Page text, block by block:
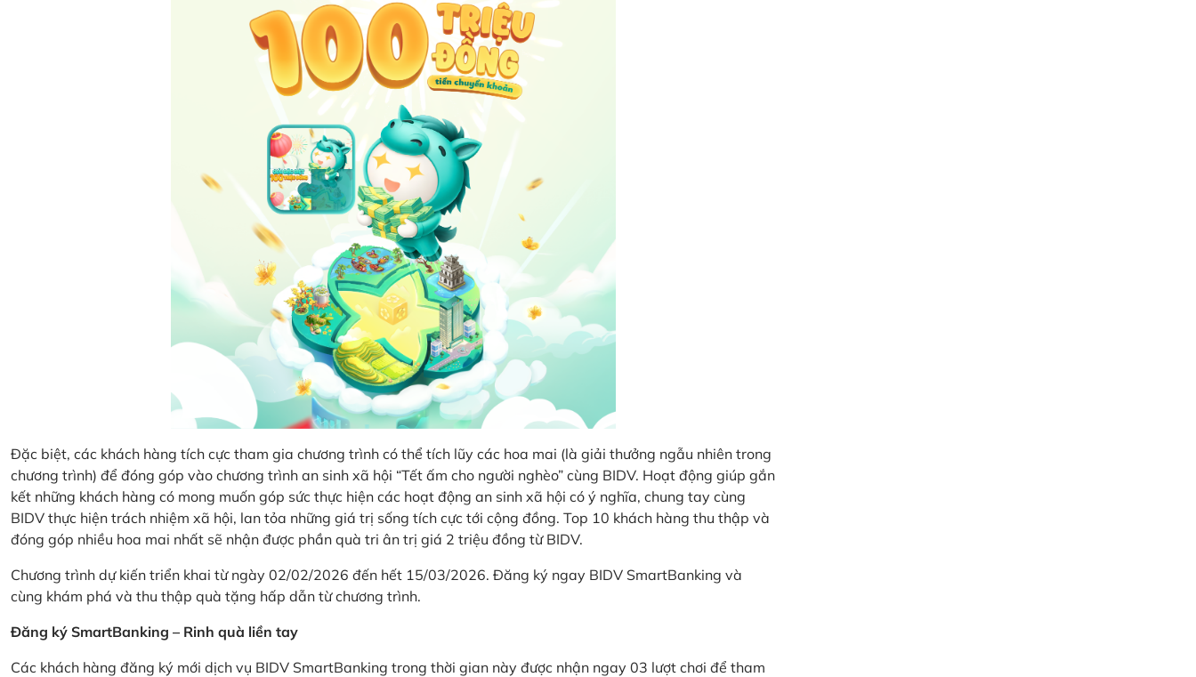
Đặc biệt, các khách hàng tích cực tham gia chương trình có thể tích lũy các hoa mai (là giải thưởng ngẫu nhiên trong
chương trình) để đóng góp vào chương trình an sinh xã hội “Tết ấm cho người nghèo” cùng BIDV. Hoạt động giúp gắn
kết những khách hàng có mong muốn góp sức thực hiện các hoạt động an sinh xã hội có ý nghĩa, chung tay cùng
BIDV thực hiện trách nhiệm xã hội, lan tỏa những giá trị sống tích cực tới cộng đồng. Top 10 khách hàng thu thập và
đóng góp nhiều hoa mai nhất sẽ nhận được phần quà tri ân trị giá 2 triệu đồng từ BIDV.
Chương trình dự kiến triển khai từ ngày 02/02/2026 đến hết 15/03/2026. Đăng ký ngay BIDV SmartBanking và
cùng khám phá và thu thập quà tặng hấp dẫn từ chương trình.
Đăng ký SmartBanking – Rinh quà liền tay
Các khách hàng đăng ký mới dịch vụ BIDV SmartBanking trong thời gian này được nhận ngay 03 lượt chơi để tham